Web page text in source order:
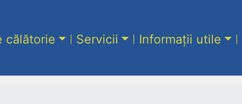
călătorie Servicii Informații utile